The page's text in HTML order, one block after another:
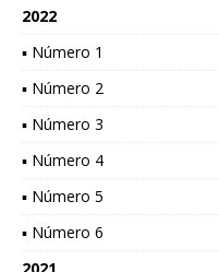
2022
▪ Número 1
▪ Número 2
▪ Número 3
▪ Número 4
▪ Número 5
▪ Número 6
2021